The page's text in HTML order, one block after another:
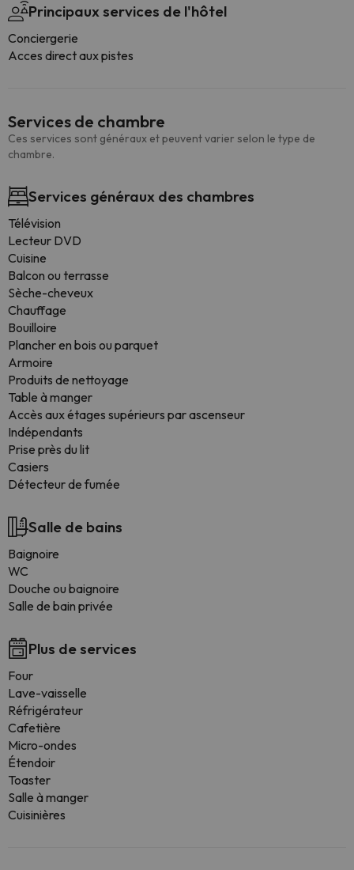
Principaux services de l'hôtel
Conciergerie
Acces direct aux pistes
Services de chambre
Ces services sont généraux et peuvent varier selon le type de
chambre.
Services généraux des chambres
Télévision
Lecteur DVD
Cuisine
Balcon ou terrasse
Sèche-cheveux
Chauffage
Bouilloire
Plancher en bois ou parquet
Armoire
Produits de nettoyage
Table à manger
Accès aux étages supérieurs par ascenseur
Indépendants
Prise près du lit
Casiers
Détecteur de fumée
Salle de bains
Baignoire
WC
Douche ou baignoire
Salle de bain privée
Plus de services
Four
Lave-vaisselle
Réfrigérateur
Cafetière
Micro-ondes
Étendoir
Toaster
Salle à manger
Cuisinières